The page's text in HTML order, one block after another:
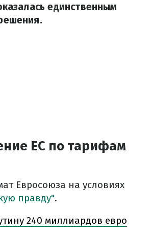
единственным
ЕС по тарифам
Евросоюза на условиях
правду".
240 миллиардов евро